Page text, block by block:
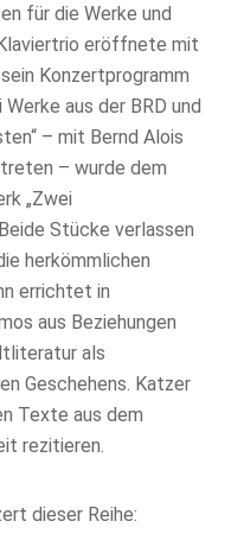
für die Werke und
eröffnete mit
Konzertprogramm
aus der BRD und
– mit Bernd Alois
– wurde dem
„Zwei
Stücke verlassen
herkömmlichen
errichtet in
aus Beziehungen
als
Geschehens. Katzer
Texte aus dem
rezitieren.
dieser Reihe: